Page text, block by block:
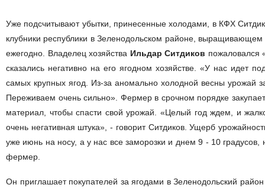
Уже подсчитывают убытки, принесенные холодами, в КФХ
клубники республики в Зеленодольском районе,
ежегодно. Владелец хозяйства Ильдар Ситдиков пожаловался
сказались негативно на его ягодном хозяйстве. «У нас идет
самых крупных ягод. Из-за аномально холодной весны урожай
Переживаем очень сильно». Фермер в срочном порядке
материал, чтобы спасти свой урожай. «Целый год ждем, и
очень негативная штука», - говорит Ситдиков. Ущерб
уже июнь на носу, а у нас все заморозки и днем 9 - 10
фермер.
Он приглашает покупателей за ягодами в Зеленодольский